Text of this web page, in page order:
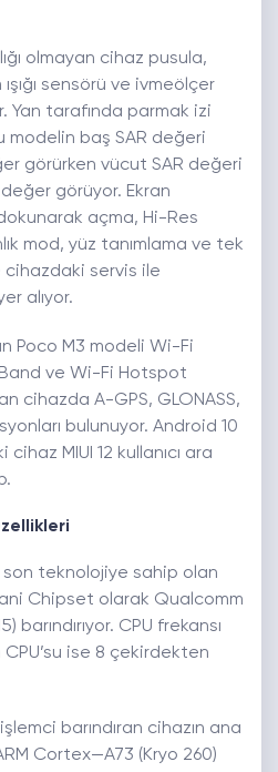
olmayan cihaz pusula,
sensörü ve ivmeölçer
Yan tarafında parmak izi
modelin baş SAR değeri
görürken vücut SAR değeri
görüyor. Ekran
açma, Hi-Res
mod, yüz tanımlama ve tek
cihazdaki servis ile
alıyor.
Poco M3 modeli Wi-Fi
ve Wi-Fi Hotspot
cihazda A-GPS, GLONASS,
bulunuyor. Android 10
MIUI 12 kullanıcı ara
son teknolojiye sahip olan
Chipset olarak Qualcomm
barındırıyor. CPU frekansı
ise 8 çekirdekten
barındıran cihazın ana
Cortex—A73 (Kryo 260)